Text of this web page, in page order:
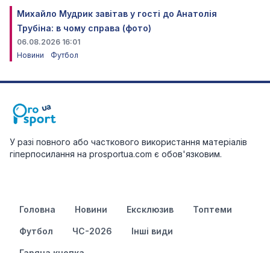
Михайло Мудрик завітав у гості до Анатолія
Трубіна: в чому справа (фото)
06.08.2026 16:01
Новини
Футбол
У разі повного або часткового використання матеріалів
гіперпосилання на prosportua.com є обов'язковим.
Головна Новини Ексклюзив Топтеми
Футбол ЧС-2026 Інші види